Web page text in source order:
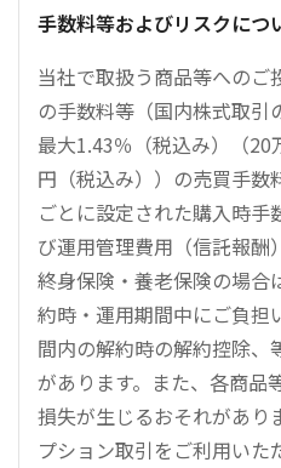
手数料等およびリスクにつ
当社で取扱う商品等への
の手数料等（国内株式取引
最大1.43％（税込み）（
円（税込み））の売買手
ごとに設定された購入時
び運用管理費用（信託報酬
終身保険・養老保険の場合
約時・運用期間中にご負担
間内の解約時の解約控除
があります。また、各商品
損失が生じるおそれがあり
プション取引をご利用い